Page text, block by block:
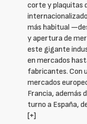
corte y plaquitas
más habitual
y apertura de
este gigante
en mercados
fabricantes. Con
mercados
Francia, además
turno a España,
[+]